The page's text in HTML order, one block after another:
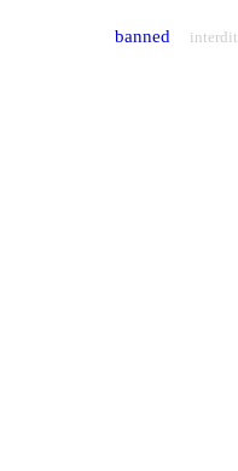
banned interdit